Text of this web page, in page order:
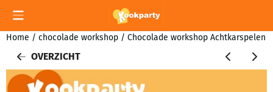
Cookievoorkeuren zijn momenteel gesloten.
Home / chocolade workshop / Chocolade workshop Achtkarspelen
OVERZICHT